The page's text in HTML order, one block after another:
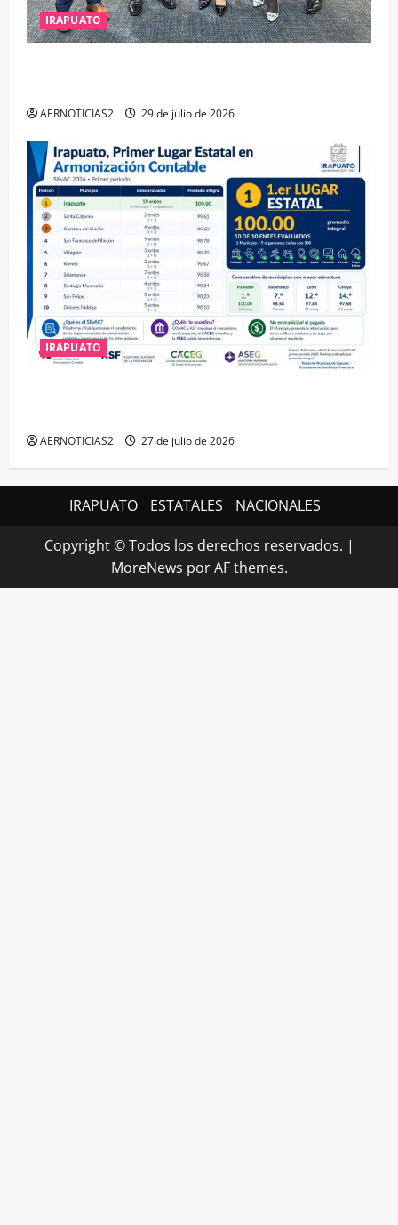
IRAPUATO
AERNOTICIAS2 29 de julio de 2026
IRAPUATO
AERNOTICIAS2 27 de julio de 2026
IRAPUATO ESTATALES NACIONALES
Copyright © Todos los derechos reservados. |
MoreNews por AF themes.